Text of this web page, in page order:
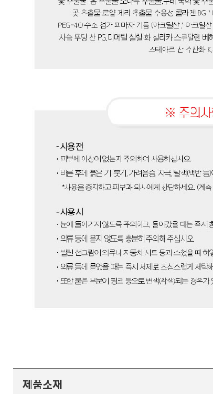
제품소재